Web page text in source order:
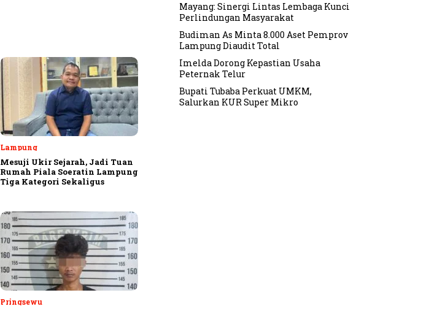
Lampung
Mesuji Ukir Sejarah, Jadi Tuan
Rumah Piala Soeratin Lampung
Tiga Kategori Sekaligus
Pringsewu
Mayang: Sinergi Lintas Lembaga Kunci
Perlindungan Masyarakat
Budiman As Minta 8.000 Aset Pemprov
Lampung Diaudit Total
Imelda Dorong Kepastian Usaha
Peternak Telur
Bupati Tubaba Perkuat UMKM,
Salurkan KUR Super Mikro